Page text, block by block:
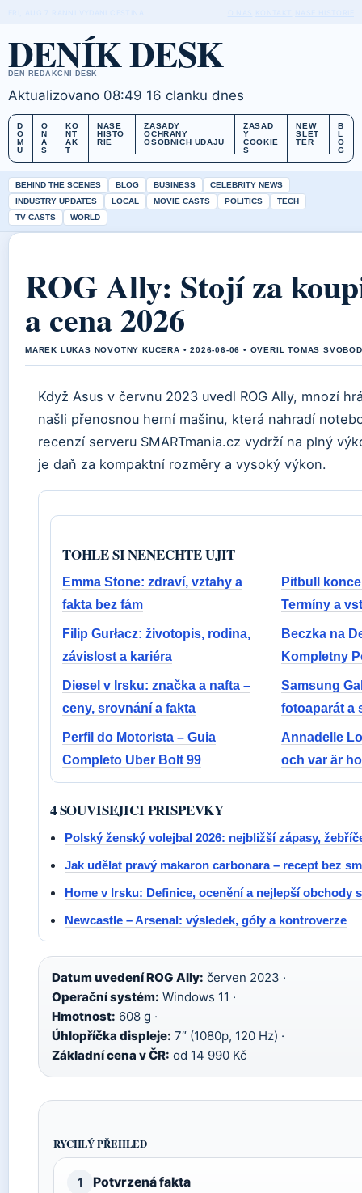
DENÍK DESK
DEN REDAKCNI DESK
Aktualizovano 08:49 16 clanku dnes
D
O
M
U
O
N
A
S
KO
NT
AK
T
NASE
HISTO
RIE
ZASADY
OCHRANY
OSOBNICH UDAJU
ZASAD
Y
COOKIE
S
NEW
SLET
TER
B
L
O
G
BEHIND THE SCENES BLOG BUSINESS
CELEBRITY NEWS
INDUSTRY UPDATES
LOCAL MOVIE CASTS POLITICS
TECH
TV CASTS
WORLD
ROG Ally: Stojí za
a cena 2026
MAREK LUKAS NOVOTNY KUCERA • 2026-06-06 • OVERIL TOMAS
Když Asus v červnu 2023 uvedl ROG Ally, mnozí
našli přenosnou herní mašinu, která nahradí
recenzí serveru SMARTmania.cz vydrží na plný
je daň za kompaktní rozměry a vysoký výkon.
TOHLE SI NENECHTE UJIT
Emma Stone: zdraví, vztahy a
fakta bez fám
Pitbull
Termíny a
Filip Gurłacz: životopis, rodina,
závislost a kariéra
Beczka na
Kompletny
Diesel v Irsku: značka a nafta –
ceny, srovnání a fakta
Samsung
fotoaparát a
Perfil do Motorista – Guia
Completo Uber Bolt 99
Annadelle
och var är
4 SOUVISEJICI PRISPEVKY
Polský ženský volejbal 2026: nejbližší zápasy,
Jak udělat pravý makaron carbonara – recept bez
Home v Irsku: Definice, ocenění a nejlepší obchody
Newcastle – Arsenal: výsledek, góly a kontroverze
Datum uvedení ROG Ally: červen 2023 ·
Operační systém: Windows 11 ·
Hmotnost: 608 g ·
Úhlopříčka displeje: 7″ (1080p, 120 Hz) ·
Základní cena v ČR: od 14 990 Kč
RYCHLÝ PŘEHLED
1 Potvrzená fakta